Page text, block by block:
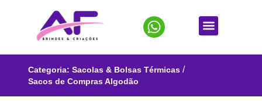
Categoria: Sacolas & Bolsas Térmicas /
Sacos de Compras Algodão